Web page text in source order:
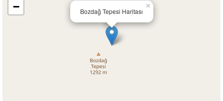
Bozdağ Tepesi Haritası
×
−